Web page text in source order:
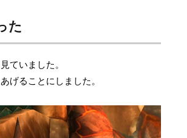
た
ていました。
げることにしました。